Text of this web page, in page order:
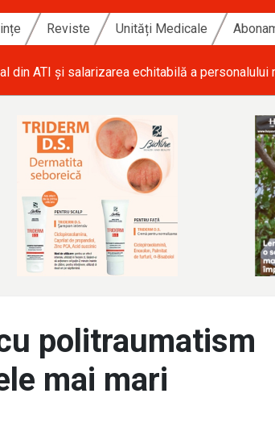
Reviste Unități Medicale
din ATI și salarizarea echitabilă a personalului
politraumatism
mai mari